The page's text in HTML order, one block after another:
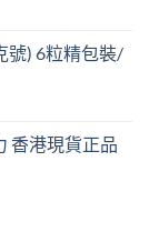
號) 6粒精包裝/
香港現貨正品